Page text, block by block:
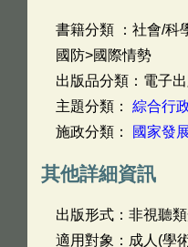
書籍分類 ：社會/科
國防>國際情勢
出版品分類：電子
主題分類： 綜合行
施政分類：
國家發
其他詳細資訊
出版形式：非視聽
適用對象：成人(學